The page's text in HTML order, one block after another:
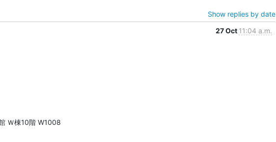
Show replies by date
27 Oct 11:04 a.m.
Ｗ棟10階 W1008